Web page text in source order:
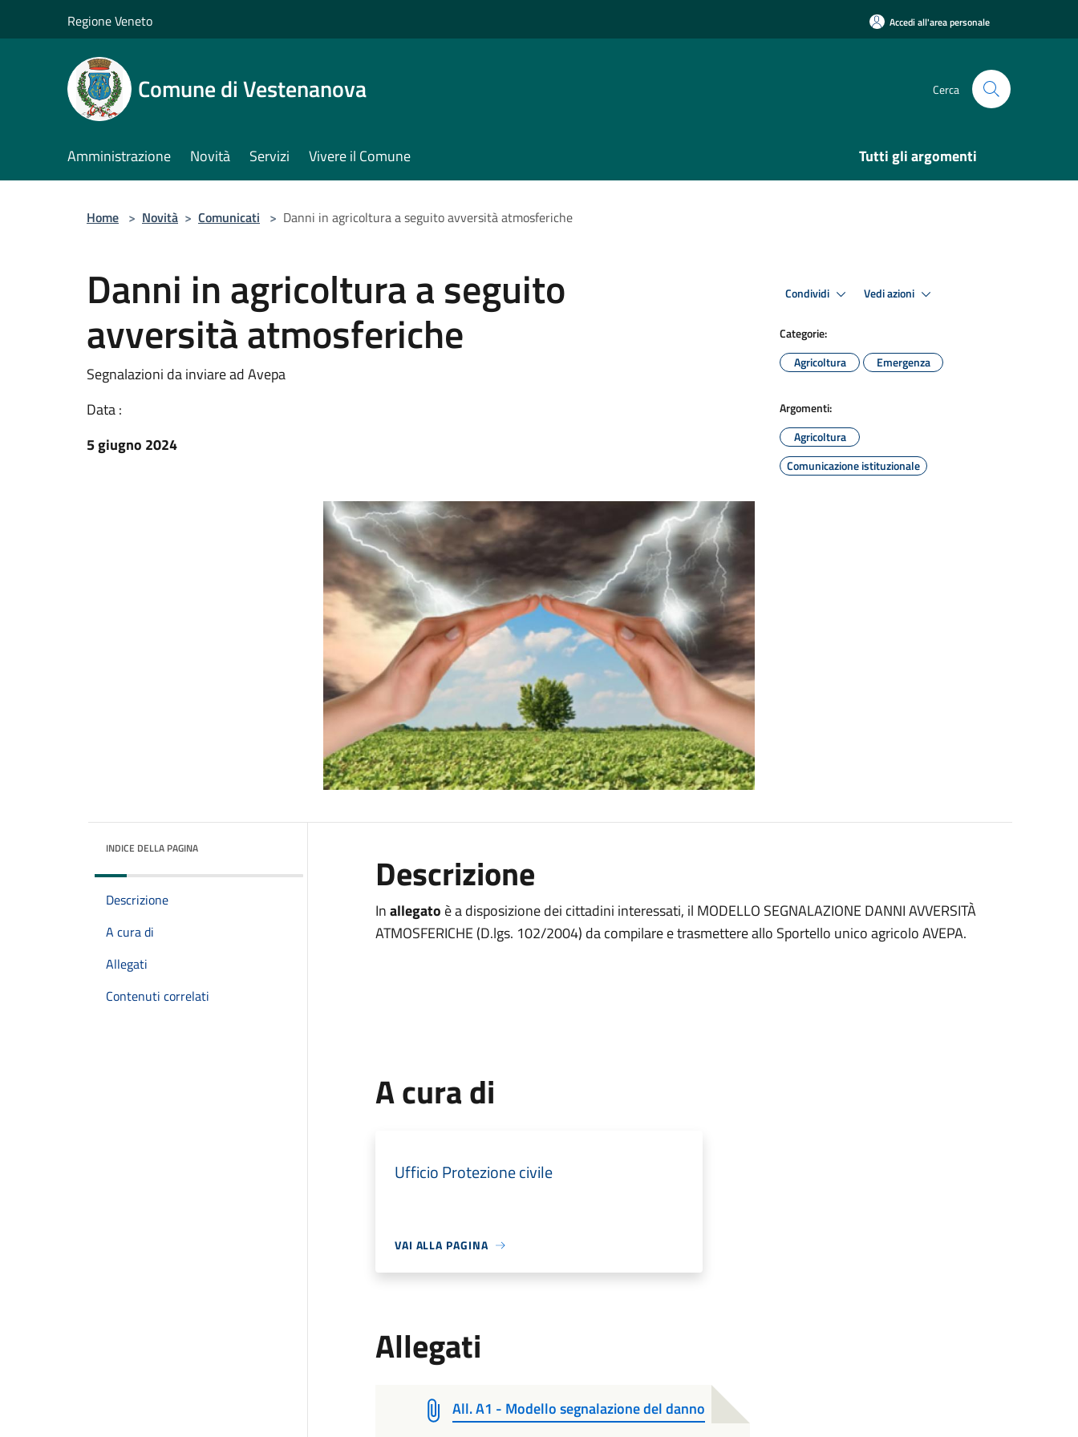
Regione Veneto Accedi all'area personale
Comune di Vestenanova Cerca
Amministrazione Novità Servizi Vivere il Comune Tutti gli argomenti
Home > Novità > Comunicati > Danni in agricoltura a seguito avversità atmosferiche
Danni in agricoltura a seguito
avversità atmosferiche
Segnalazioni da inviare ad Avepa
Data :
5 giugno 2024
Condividi Vedi azioni
Categorie:
Agricoltura
Emergenza
Argomenti:
Agricoltura
Comunicazione istituzionale
INDICE DELLA PAGINA
Descrizione
A cura di
Allegati
Contenuti correlati
Descrizione
Inallegato è a disposizione dei cittadini interessati, il MODELLO SEGNALAZIONE DANNI AVVERSITÀ
ATMOSFERICHE (D.lgs. 102/2004) da compilare e trasmettere allo Sportello unico agricolo AVEPA.
A cura di
Ufficio Protezione civile
VAI ALLA PAGINA
Allegati
All. A1 - Modello segnalazione del danno